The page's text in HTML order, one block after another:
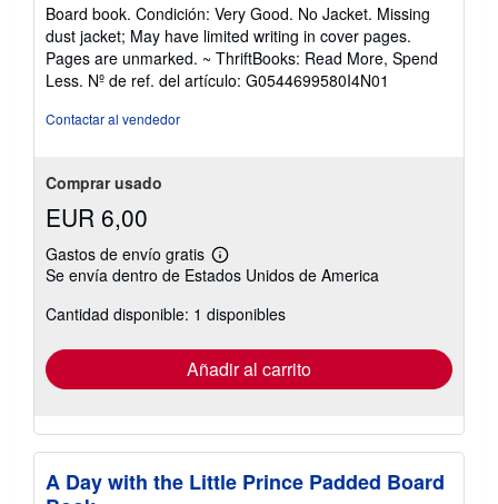
vendedor:
5
de
5
Board book. Condición: Very Good. No Jacket. Missing
dust jacket; May have limited writing in cover pages.
Pages are unmarked. ~ ThriftBooks: Read More, Spend
Less. Nº de ref. del artículo: G0544699580I4N01
Contactar al vendedor
Comprar usado
EUR 6,00
Gastos de envío gratis
Más
información
las
tarifas
envío
Se envía dentro de Estados Unidos de America
Cantidad disponible: 1 disponibles
Añadir al carrito
A Day with the Little Prince Padded Board